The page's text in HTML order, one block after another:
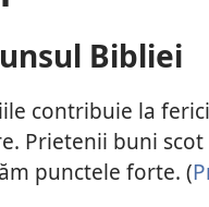
Bibliei
contribuie la
Prietenii buni
punctele forte. (